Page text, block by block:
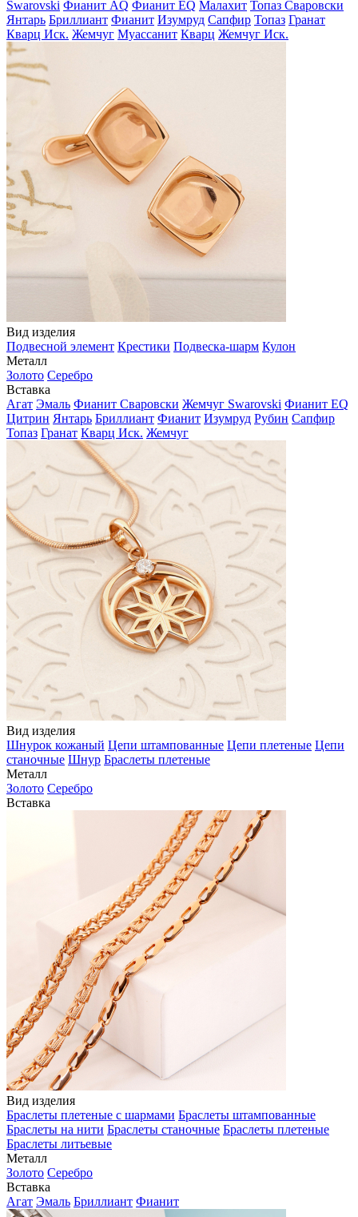
Swarovski Фианит AQ Фианит EQ Малахит Топаз Сваровски
Янтарь Бриллиант Фианит Изумруд Сапфир Топаз Гранат
Кварц Иск. Жемчуг Муассанит Кварц Жемчуг Иск.
Вид изделия
Подвесной элемент Крестики Подвеска-шарм Кулон
Металл
Золото Серебро
Вставка
Агат Эмаль Фианит Сваровски Жемчуг Swarovski Фианит EQ
Цитрин Янтарь Бриллиант Фианит Изумруд Рубин Сапфир
Топаз Гранат Кварц Иск. Жемчуг
Вид изделия
Шнурок кожаный Цепи штампованные Цепи плетеные Цепи
станочные Шнур Браслеты плетеные
Металл
Золото Серебро
Вставка
Вид изделия
Браслеты плетеные с шармами Браслеты штампованные
Браслеты на нити Браслеты станочные Браслеты плетеные
Браслеты литьевые
Металл
Золото Серебро
Вставка
Агат Эмаль Бриллиант Фианит